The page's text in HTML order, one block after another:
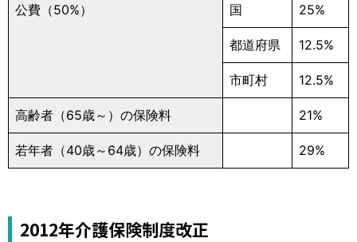
公費（50%） 国 25%
都道府県 12.5%
市町村 12.5%
高齢者（65歳～）の保険料 21%
若年者（40歳～64歳）の保険料 29%
2012年介護保険制度改正